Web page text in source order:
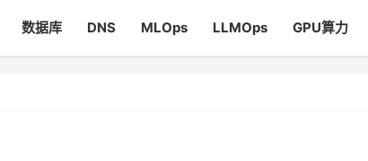
数据库 DNS MLOps LLMOps GPU算力